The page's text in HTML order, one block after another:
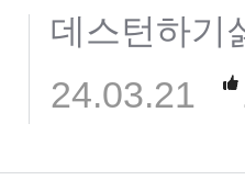
데스턴하기
24.03.21